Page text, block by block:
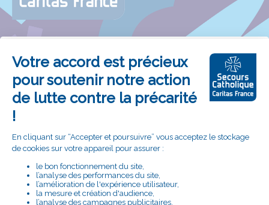
Crédits
DROITS D'AUTEURS
accords internationaux comportant des dispositions
relatives à la protection des droits d'auteurs, vous vous
interdirez de reproduire pour un usage autre que privé
mais aussi de vendre, distribuer, émettre, diffuser,
adapter, modifier, publier, communiquer intégralement ou
partiellement, sous quelque forme que ce soit, les
données, la présentation ou l'organisation du site sans